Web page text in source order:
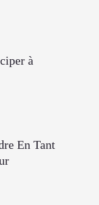
à
En Tant